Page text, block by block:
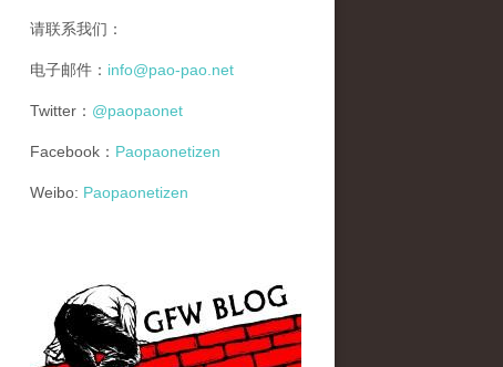
请联系我们：
电子邮件： info@pao-pao.net
Twitter： @paopaonet
Facebook： Paopaonetizen
Weibo: Paopaonetizen
gfw_blog_small.jpg